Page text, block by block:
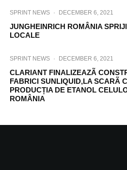
SPRINT NEWS · DECEMBER 6, 2021
JUNGHEINRICH ROMÂNIA
LOCALE
SPRINT NEWS · DECEMBER 6, 2021
CLARIANT FINALIZEAZÃ
FABRICI SUNLIQUID,LA SCARÃ
PRODUCȚIA DE ETANOL
ROMÂNIA